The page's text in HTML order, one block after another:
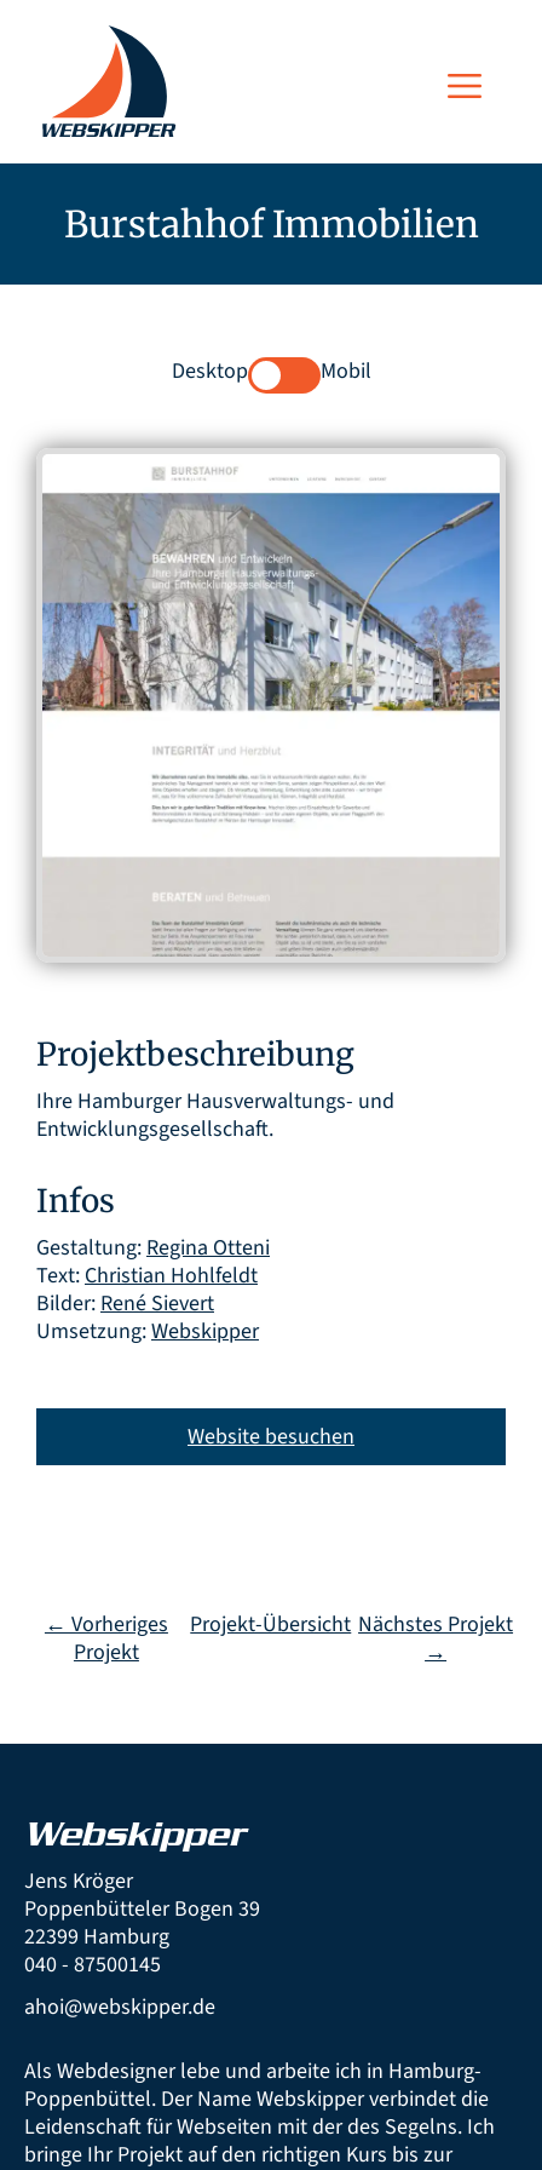
Burstahhof Immobilien
Desktop Mobil
Projektbeschreibung
Ihre Hamburger Hausverwaltungs- und
Entwicklungsgesellschaft.
Infos
Gestaltung:Regina Otteni
Text:Christian Hohlfeldt
Bilder:René Sievert
Umsetzung:Webskipper
Website besuchen
← Vorheriges
Projekt
Projekt-Übersicht Nächstes Projekt
→
Webskipper
Jens Kröger
Poppenbütteler Bogen 39
22399 Hamburg
040 - 87500145
ahoi@webskipper.de
Als Webdesigner lebe und arbeite ich in Hamburg-
Poppenbüttel. Der Name Webskipper verbindet die
Leidenschaft für Webseiten mit der des Segelns. Ich
bringe Ihr Projekt auf den richtigen Kurs bis zur